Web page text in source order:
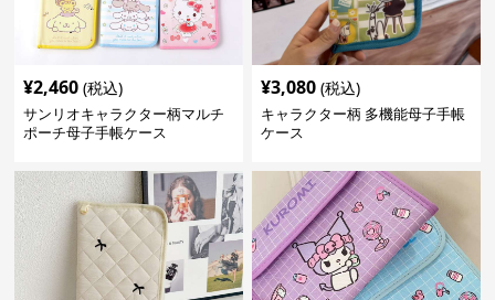
¥2,460 (税込)
サンリオキャラクター柄マルチ
ポーチ母子手帳ケース
¥3,080 (税込)
キャラクター柄 多機能母子手帳
ケース